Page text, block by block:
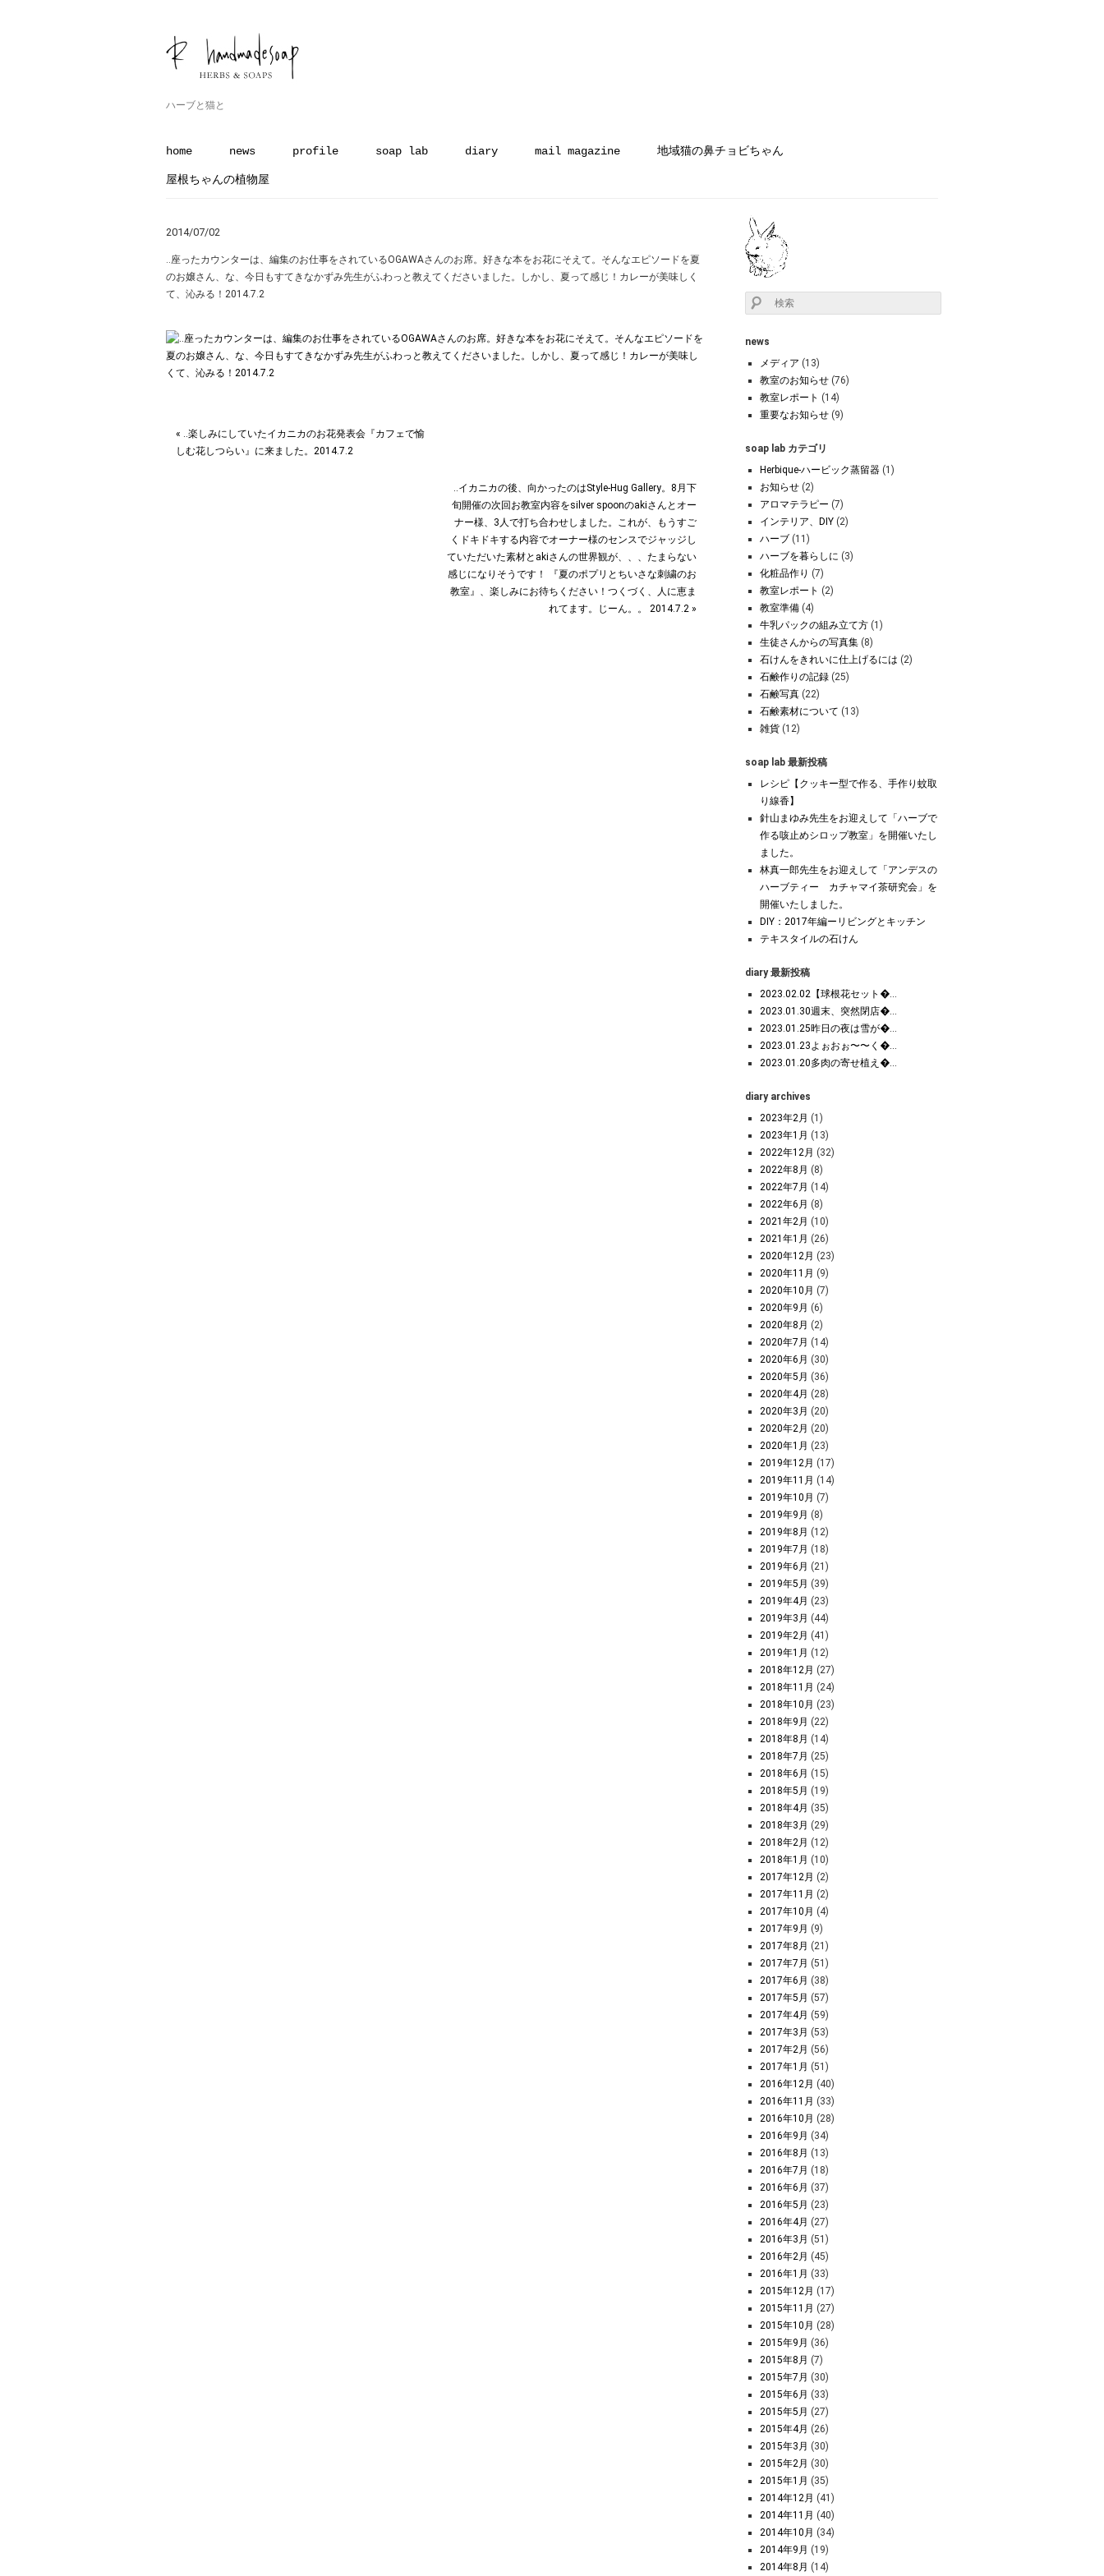
ハーブと猫と
home news profile soap lab diary mail magazine 地域猫の鼻チョビちゃん
屋根ちゃんの植物屋
2014/07/02
‥座ったカウンターは、編集のお仕事をされているOGAWAさんのお席。好きな本をお花にそえて。そんなエピソードを夏
のお嬢さん、な、今日もすてきなかずみ先生がふわっと教えてくださいました。しかし、夏って感じ！カレーが美味しく
て、沁みる！2014.7.2
« ‥楽しみにしていたイカニカのお花発表会『カフェで愉
しむ花しつらい』に来ました。2014.7.2
‥イカニカの後、向かったのはStyle-Hug Gallery。8月下
旬開催の次回お教室内容をsilver spoonのakiさんとオー
ナー様、3人で打ち合わせしました。これが、もうすご
くドキドキする内容でオーナー様のセンスでジャッジし
ていただいた素材とakiさんの世界観が、、、たまらない
感じになりそうです！ 『夏のポプリとちいさな刺繍のお
教室』、楽しみにお待ちください！つくづく、人に恵ま
れてます。じーん。。 2014.7.2 »
news
メディア (13)
教室のお知らせ (76)
教室レポート (14)
重要なお知らせ (9)
soap lab カテゴリ
Herbique-ハービック蒸留器 (1)
お知らせ (2)
アロマテラピー (7)
インテリア、DIY (2)
ハーブ (11)
ハーブを暮らしに (3)
化粧品作り (7)
教室レポート (2)
教室準備 (4)
牛乳パックの組み立て方 (1)
生徒さんからの写真集 (8)
石けんをきれいに仕上げるには (2)
石鹸作りの記録 (25)
石鹸写真 (22)
石鹸素材について (13)
雑貨 (12)
soap lab 最新投稿
レシピ【クッキー型で作る、手作り蚊取
り線香】
針山まゆみ先生をお迎えして「ハーブで
作る咳止めシロップ教室」を開催いたし
ました。
林真一郎先生をお迎えして「アンデスの
ハーブティー カチャマイ茶研究会」を
開催いたしました。
DIY：2017年編ーリビングとキッチン
テキスタイルの石けん
diary 最新投稿
2023.02.02【球根花セット�...
2023.01.30週末、突然閉店�...
2023.01.25昨日の夜は雪が�...
2023.01.23よぉおぉ〜〜く�...
2023.01.20多肉の寄せ植え�...
diary archives
2023年2月 (1)
2023年1月 (13)
2022年12月 (32)
2022年8月 (8)
2022年7月 (14)
2022年6月 (8)
2021年2月 (10)
2021年1月 (26)
2020年12月 (23)
2020年11月 (9)
2020年10月 (7)
2020年9月 (6)
2020年8月 (2)
2020年7月 (14)
2020年6月 (30)
2020年5月 (36)
2020年4月 (28)
2020年3月 (20)
2020年2月 (20)
2020年1月 (23)
2019年12月 (17)
2019年11月 (14)
2019年10月 (7)
2019年9月 (8)
2019年8月 (12)
2019年7月 (18)
2019年6月 (21)
2019年5月 (39)
2019年4月 (23)
2019年3月 (44)
2019年2月 (41)
2019年1月 (12)
2018年12月 (27)
2018年11月 (24)
2018年10月 (23)
2018年9月 (22)
2018年8月 (14)
2018年7月 (25)
2018年6月 (15)
2018年5月 (19)
2018年4月 (35)
2018年3月 (29)
2018年2月 (12)
2018年1月 (10)
2017年12月 (2)
2017年11月 (2)
2017年10月 (4)
2017年9月 (9)
2017年8月 (21)
2017年7月 (51)
2017年6月 (38)
2017年5月 (57)
2017年4月 (59)
2017年3月 (53)
2017年2月 (56)
2017年1月 (51)
2016年12月 (40)
2016年11月 (33)
2016年10月 (28)
2016年9月 (34)
2016年8月 (13)
2016年7月 (18)
2016年6月 (37)
2016年5月 (23)
2016年4月 (27)
2016年3月 (51)
2016年2月 (45)
2016年1月 (33)
2015年12月 (17)
2015年11月 (27)
2015年10月 (28)
2015年9月 (36)
2015年8月 (7)
2015年7月 (30)
2015年6月 (33)
2015年5月 (27)
2015年4月 (26)
2015年3月 (30)
2015年2月 (30)
2015年1月 (35)
2014年12月 (41)
2014年11月 (40)
2014年10月 (34)
2014年9月 (19)
2014年8月 (14)